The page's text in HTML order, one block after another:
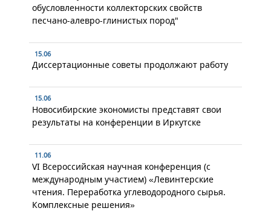
обусловленности коллекторских свойств
песчано-алевро-глинистых пород"
15.06
Диссертационные советы продолжают работу
15.06
Новосибирские экономисты представят свои
результаты на конференции в Иркутске
11.06
VI Всероссийская научная конференция (с
международным участием) «Левинтерские
чтения. Переработка углеводородного сырья.
Комплексные решения»